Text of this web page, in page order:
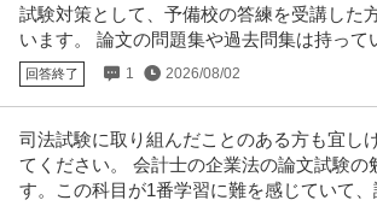
年収800万円〜1,500万円
【職種】専門職＞弁護士 【業種】士業＞法律事務所 ※
当該求人をビズリーチ上で閲
相談員／元警察官募集／300万会員を突破！ト
ビス／土日祝休・年間休日128日
株式会社ヴァンガードスミス
正社員 交通費支給 学歴不問 昇給あり
試験対策として、予備校の答練を受講した
います。 論文の問題集や過去問集は持って
回答終了 1 2026/08/02
司法試験に取り組んだことのある方も宜し
てください。 会計士の企業法の論文試験の
す。この科目が1番学習に難を感じていて、